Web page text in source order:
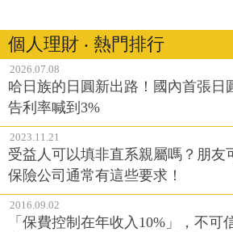
個人理財 ‧ 熱門排行
2026.07.08
哈日族的日圓新出路！國內首張日
告利率喊到3%
2023.11.21
受益人可以填非直系親屬嗎？朋友
保險公司通常有這些要求！
2016.09.02
「保費控制在年收入10%」，不可